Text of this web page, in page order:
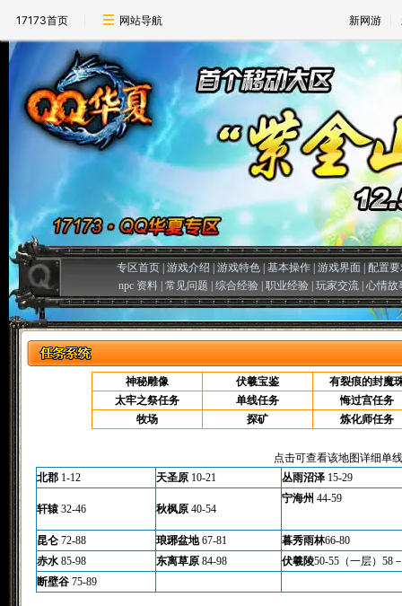
17173首页 网站导航 新网游
专区首页 游戏介绍 游戏特色 基本操作 游戏界面 配置
npc 资料 常见问题 综合经验 职业经验 玩家交流 心情故
神秘雕像 伏羲宝鉴
有裂痕的封魔
太牢之祭任务
单线任务
悔过宫任务
牧场
探矿 炼化师任务
点击可查看该地图详细单
北郡 1-12 天圣原 10-21 丛雨沼泽 15-29
轩辕 32-46 秋枫原 40-54
宁海州 44-59
昆仑 72-88 琅琊盆地67-81 暮秀雨林66-80
赤水 85-98 东离草原 84-98 伏羲陵50-55（一层）58
断壁谷 75-89